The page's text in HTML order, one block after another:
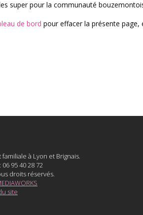
super pour la communauté
de bord pour effacer la présente page,
à Lyon et Brignais.
95 40 28 72
droits réservés.
site